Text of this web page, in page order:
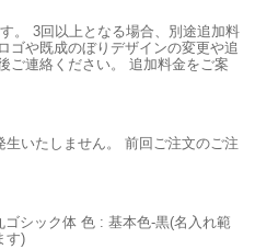
。
3回以上となる場合、別途追加料
ゴや既成のぼりデザインの変更や追
ご連絡ください。
追加料金をご案
いたしません。
前回ご注文のご注
ゴシック体 色 : 基本色-黒(名入れ範
す)